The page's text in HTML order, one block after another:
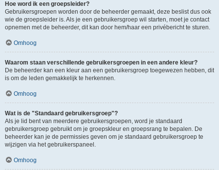
Hoe word ik een groepsleider?
Gebruikersgroepen worden door de beheerder gemaakt, deze beslist dus ook
wie de groepsleider is. Als je een gebruikersgroep wil starten, moet je contact
opnemen met de beheerder, dit kan door hem/haar een privébericht te sturen.
Omhoog
Waarom staan verschillende gebruikersgroepen in een andere kleur?
De beheerder kan een kleur aan een gebruikersgroep toegewezen hebben, dit
is om de leden gemakkelijk te herkennen.
Omhoog
Wat is de "Standaard gebruikersgroep"?
Als je lid bent van meerdere gebruikersgroepen, word je standaard
gebruikersgroep gebruikt om je groepskleur en groepsrang te bepalen. De
beheerder kan je de permissies geven om je standaard gebruikersgroep te
wijzigen via het gebruikerspaneel.
Omhoog